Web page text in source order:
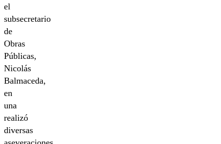
el
subsecretario
de
Obras
Públicas,
Nicolás
Balmaceda,
en
una
realizó
diversas